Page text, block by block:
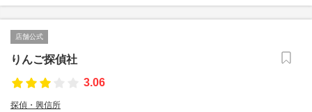
店舗公式
りんご探偵社
3.06
探偵・興信所